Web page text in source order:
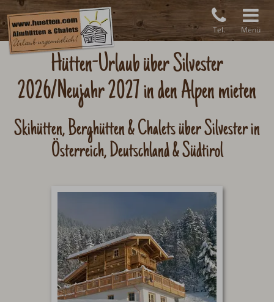
Tel. Menü
Hütten-Urlaub über Silvester
2026/Neujahr 2027 in den Alpen mieten
Skihütten, Berghütten & Chalets über Silvester in
Österreich, Deutschland & Südtirol